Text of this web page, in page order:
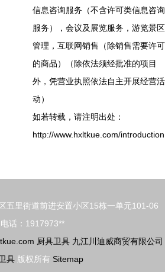
信息咨询服务（不含许可类信息咨询
服务），会议及展览服务，游览景区
管理，互联网销售（除销售需要许可
的商品）（除依法须经批准的项目
外，凭营业执照依法自主开展经营活
动）
如若转载，请注明出处：
http://www.hxltkue.com/
五里街道前进安置小区15栋一单元101-06
电话：1917973**
厨具卫具 九江川迪威商贸有限公司
具 版权所有 Sitemap